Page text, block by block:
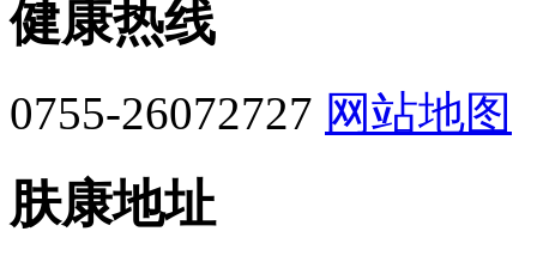
健康热线
0755-26072727 网站地图
肤康地址